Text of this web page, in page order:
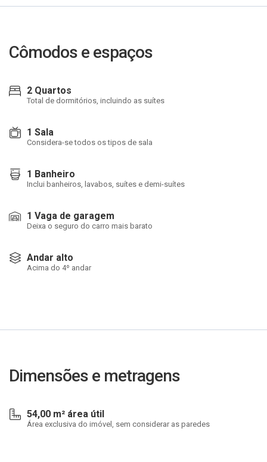
Cômodos e espaços
2 Quartos
Total de dormitórios, incluindo as suítes
1 Sala
Considera-se todos os tipos de sala
1 Banheiro
Inclui banheiros, lavabos, suítes e demi-suítes
1 Vaga de garagem
Deixa o seguro do carro mais barato
Andar alto
Acima do 4º andar
Dimensões e metragens
54,00 m² área útil
Área exclusiva do imóvel, sem considerar as paredes